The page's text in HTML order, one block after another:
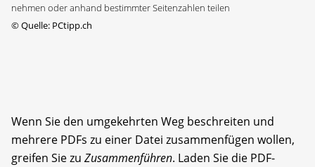
nehmen oder anhand bestimmter Seitenzahlen teilen
©Quelle: PCtipp.ch
Wenn Sie den umgekehrten Weg beschreiten und
mehrere PDFs zu einer Datei zusammenfügen wollen,
greifen Sie zu Zusammenführen. Laden Sie die PDF-